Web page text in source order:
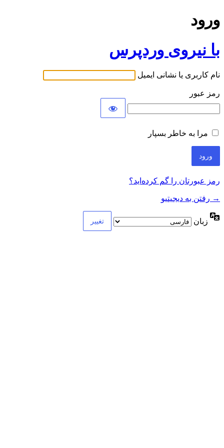
ورود
با نیروی وردپرس
نام کاربری یا نشانی ایمیل
رمز عبور
مرا به خاطر بسپار
رمز عبورتان را گم کرده‌اید؟
→ رفتن به دیجیتیو
زبان